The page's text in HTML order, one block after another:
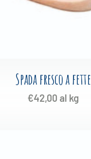
Spada fresco a fette
€42,00 al kg